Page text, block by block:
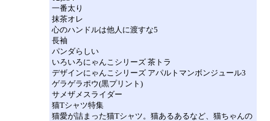
一番太り
抹茶オレ
心のハンドルは他人に渡すな5
長袖
パンダらしい
いろいろにゃんこシリーズ 茶トラ
デザインにゃんこシリーズ アパルトマンボンジュール3
ゲラゲラポウ(黒プリント)
サメザメスライダー
猫Tシャツ特集
猫愛が詰まった猫Tシャツ。猫あるあるなど、猫ちゃんの